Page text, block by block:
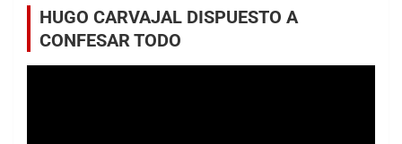
HUGO CARVAJAL DISPUESTO A
CONFESAR TODO